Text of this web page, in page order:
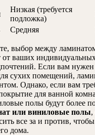
Низкая (требуется
подложка)
Средняя
выбор между
от ваших
Если вам нужен
сухих помещений,
Однако, если вам
для ванной
полы будут более
или виниловые полы,
все за и против,
дома.